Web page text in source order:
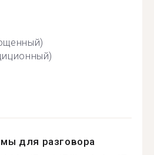
для разговора